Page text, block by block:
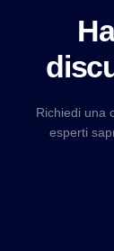
Richiedi una
esperti